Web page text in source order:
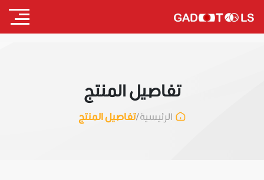
تفاصيل المنتج
الرئيسية/تفاصيل المنتج